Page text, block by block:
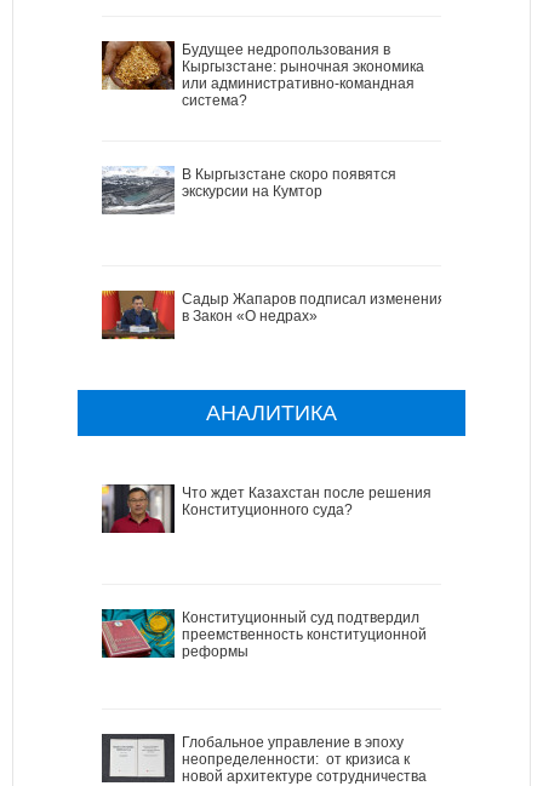
Будущее недропользования в
Кыргызстане: рыночная экономика
или административно-командная
система?
В Кыргызстане скоро появятся
экскурсии на Кумтор
Садыр Жапаров подписал изменения
в Закон «О недрах»
АНАЛИТИКА
Что ждет Казахстан после решения
Конституционного суда?
Конституционный суд подтвердил
преемственность конституционной
реформы
Глобальное управление в эпоху
неопределенности: от кризиса к
новой архитектуре сотрудничества